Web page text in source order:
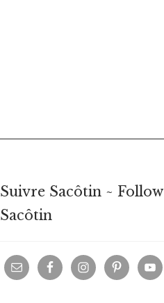
Suivre Sacôtin ~ Follow
Sacôtin